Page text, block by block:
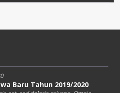
Baru Tahun 2019/2020